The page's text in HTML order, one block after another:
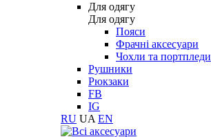
Для одягу
Для одягу
Пояси
Фрачні аксесуари
Чохли та портпледи
Рушники
Рюкзаки
FB
IG
RU UA EN